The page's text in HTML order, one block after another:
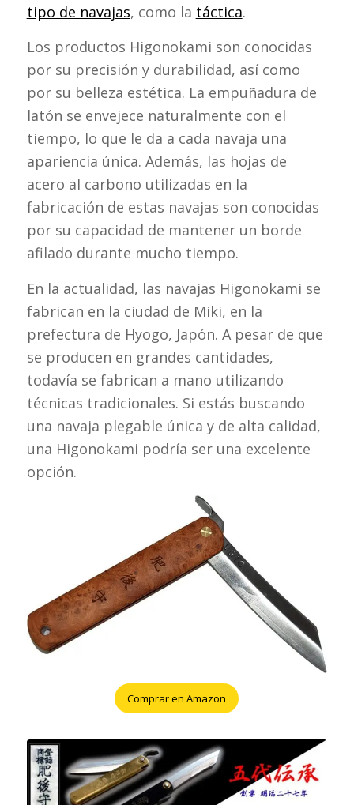
tipo de navajas, como la táctica.
Los productos Higonokami son conocidas
por su precisión y durabilidad, así como
por su belleza estética. La empuñadura de
latón se envejece naturalmente con el
tiempo, lo que le da a cada navaja una
apariencia única. Además, las hojas de
acero al carbono utilizadas en la
fabricación de estas navajas son conocidas
por su capacidad de mantener un borde
afilado durante mucho tiempo.
En la actualidad, las navajas Higonokami se
fabrican en la ciudad de Miki, en la
prefectura de Hyogo, Japón. A pesar de que
se producen en grandes cantidades,
todavía se fabrican a mano utilizando
técnicas tradicionales. Si estás buscando
una navaja plegable única y de alta calidad,
una Higonokami podría ser una excelente
opción.
Comprar en Amazon